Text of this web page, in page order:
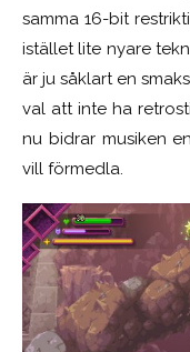
samma 16-bit
istället lite nyare
är ju såklart en
val att inte ha
nu bidrar musiken
vill förmedla.